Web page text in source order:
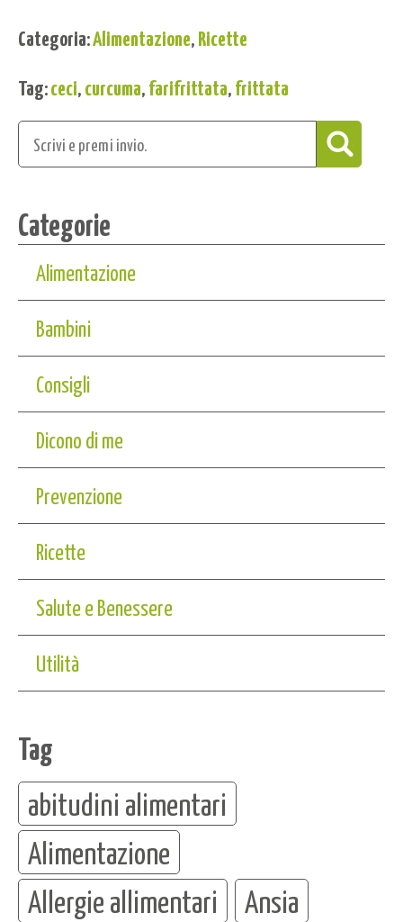
Categoria:Alimentazione,Ricette
Tag:ceci,curcuma,farifrittata,frittata
Categorie
Alimentazione
Bambini
Consigli
Dicono di me
Prevenzione
Ricette
Salute e Benessere
Utilità
Tag
abitudini alimentari
Alimentazione
Allergie allimentari
Ansia